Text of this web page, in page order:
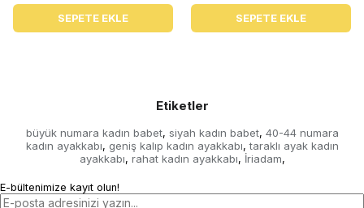
SEPETE EKLE SEPETE EKLE
Etiketler
büyük numara kadın babet, siyah kadın babet, 40-44 numara
kadın ayakkabı, geniş kalıp kadın ayakkabı, taraklı ayak kadın
ayakkabı, rahat kadın ayakkabı, İriadam,
E-bültenimize kayıt olun!